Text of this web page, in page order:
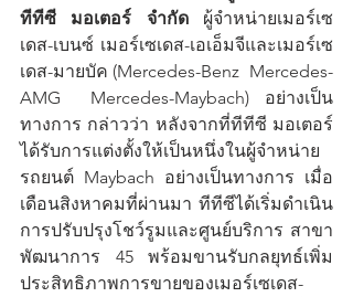
ทีทีซี มอเตอร์ จำกัด ผู้จำหน่ายเมอร์เซ
เดส-เบนซ์ เมอร์เซเดส-เอเอ็มจีและเมอร์เซ
เดส-มายบัค (Mercedes-Benz  Mercedes-
AMG  Mercedes-Maybach) อย่างเป็น
ทางการ กล่าวว่า หลังจากที่ทีทีซี มอเตอร์
ได้รับการแต่งตั้งให้เป็นหนึ่งในผู้จำหน่าย
รถยนต์ Maybach อย่างเป็นทางการ เมื่อ
เดือนสิงหาคมที่ผ่านมา ทีทีซีได้เริ่มดำเนิน
การปรับปรุงโชว์รูมและศูนย์บริการ สาขา
พัฒนาการ 45 พร้อมขานรับกลยุทธ์เพิ่ม
ประสิทธิภาพการขายของเมอร์เซเดส-